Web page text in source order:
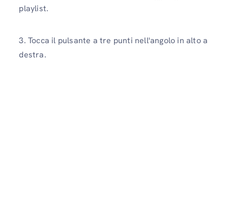
playlist.
3. Tocca il pulsante a tre punti nell'angolo in alto a
destra.